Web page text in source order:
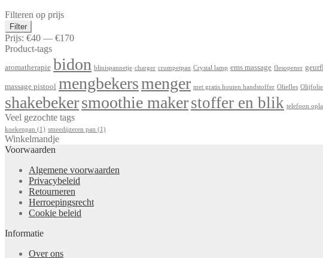
Filteren op prijs
Min.
prijs
Max.
prijs
Filter
Prijs: €40 — €170
Product-tags
aromatherapie bidon blinispannetje charger crumpetpan Crystal lamp ems massage flesopener
massage pistool mengbekersmenger met gratis houten handstoffer Oliefles Olijfolie
shakebekersmoothie makerstoffer en blik telefoon
Veel gezochte tags
koekenpan (1) smeedijzeren pan (1)
Winkelmandje
Voorwaarden
Algemene voorwaarden
Privacybeleid
Retourneren
Herroepingsrecht
Cookie beleid
Informatie
Over ons